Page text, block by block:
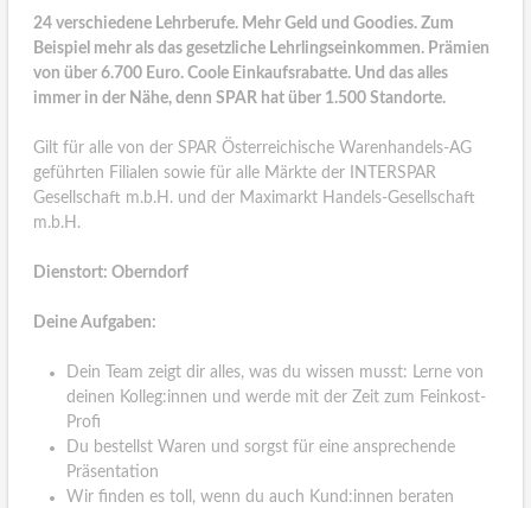
24 verschiedene Lehrberufe. Mehr Geld und Goodies. Zum
Beispiel mehr als das gesetzliche Lehrlingseinkommen. Prämien
von über 6.700 Euro. Coole Einkaufsrabatte. Und das alles
immer in der Nähe, denn SPAR hat über 1.500 Standorte.
Gilt für alle von der SPAR Österreichische Warenhandels-AG
geführten Filialen sowie für alle Märkte der INTERSPAR
Gesellschaft m.b.H. und der Maximarkt Handels-Gesellschaft
m.b.H.
Dienstort: Oberndorf
Deine Aufgaben:
Dein Team zeigt dir alles, was du wissen musst: Lerne von
deinen Kolleg:innen und werde mit der Zeit zum Feinkost-
Profi
Du bestellst Waren und sorgst für eine ansprechende
Präsentation
Wir finden es toll, wenn du auch Kund:innen beraten